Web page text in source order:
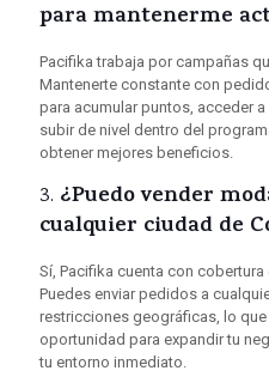
para mantenerme
Pacifika trabaja por campañas
Mantenerte constante con
para acumular puntos, acceder
subir de nivel dentro del
obtener mejores beneficios.
3. ¿Puedo vender
cualquier ciudad de
Sí, Pacifika cuenta con
Puedes enviar pedidos a
restricciones geográficas, lo que
oportunidad para expandir tu
tu entorno inmediato.